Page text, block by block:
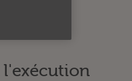
l'exécution